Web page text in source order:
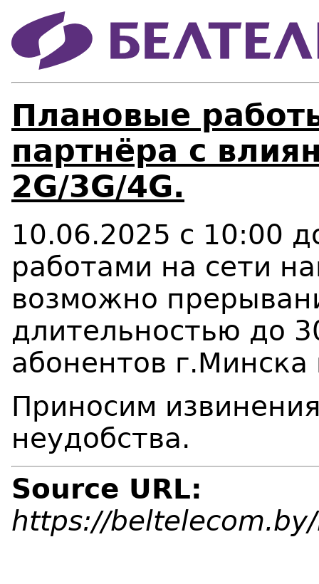
Плановые
партнёра с
2G/3G/4G.
10.06.2025 с 10:00
работами на сети
возможно
длительностью до
абонентов
Приносим
неудобства.
Source URL:
https://